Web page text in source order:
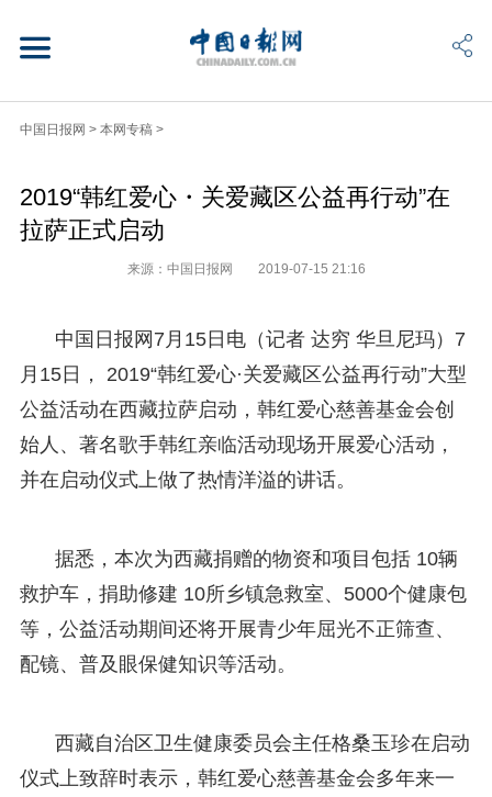
中国日报网 > 本网专稿 >
2019“韩红爱心・关爱藏区公益再行动”在
拉萨正式启动
来源：中国日报网 2019-07-15 21:16
中国日报网7月15日电（记者 达穷 华旦尼玛）7
月15日， 2019“韩红爱心·关爱藏区公益再行动”大型
公益活动在西藏拉萨启动，韩红爱心慈善基金会创
始人、著名歌手韩红亲临活动现场开展爱心活动，
并在启动仪式上做了热情洋溢的讲话。
据悉，本次为西藏捐赠的物资和项目包括 10辆
救护车，捐助修建 10所乡镇急救室、5000个健康包
等，公益活动期间还将开展青少年屈光不正筛查、
配镜、普及眼保健知识等活动。
西藏自治区卫生健康委员会主任格桑玉珍在启动
仪式上致辞时表示，韩红爱心慈善基金会多年来一